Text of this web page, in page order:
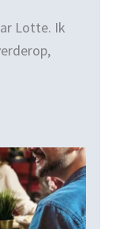
Lotte. Ik